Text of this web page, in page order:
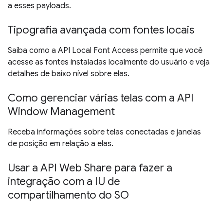
a esses payloads.
Tipografia avançada com fontes locais
Saiba como a API Local Font Access permite que você
acesse as fontes instaladas localmente do usuário e veja
detalhes de baixo nível sobre elas.
Como gerenciar várias telas com a API
Window Management
Receba informações sobre telas conectadas e janelas
de posição em relação a elas.
Usar a API Web Share para fazer a
integração com a IU de
compartilhamento do SO